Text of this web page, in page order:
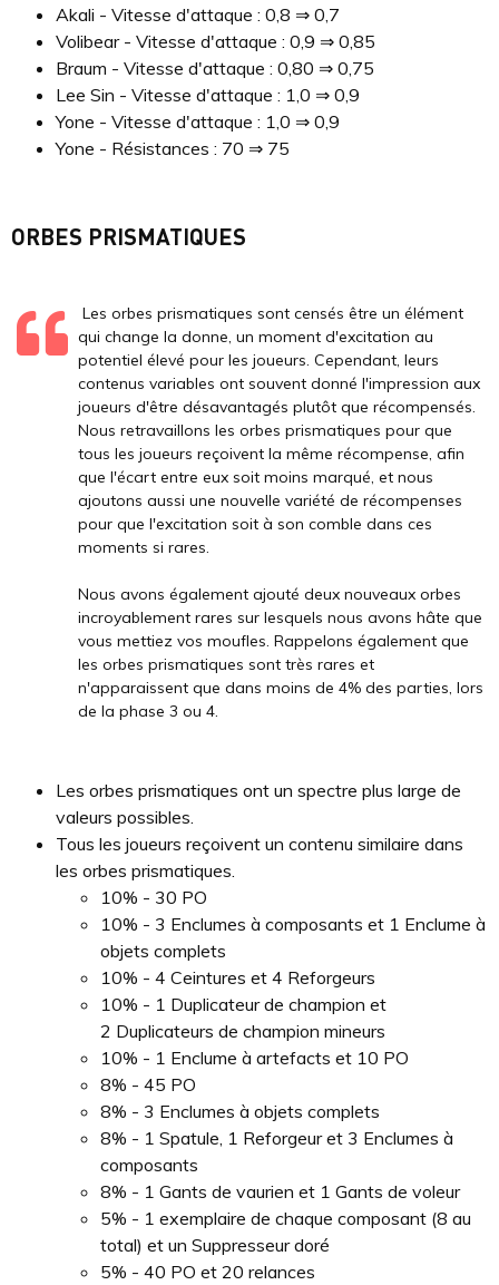
Akali - Vitesse d'attaque : 0,8 ⇒ 0,7
Volibear - Vitesse d'attaque : 0,9 ⇒ 0,85
Braum - Vitesse d'attaque : 0,80 ⇒ 0,75
Lee Sin - Vitesse d'attaque : 1,0 ⇒ 0,9
Yone - Vitesse d'attaque : 1,0 ⇒ 0,9
Yone - Résistances : 70 ⇒ 75
ORBES PRISMATIQUES
Les orbes prismatiques sont censés être un élément
qui change la donne, un moment d'excitation au
potentiel élevé pour les joueurs. Cependant, leurs
contenus variables ont souvent donné l'impression aux
joueurs d'être désavantagés plutôt que récompensés.
Nous retravaillons les orbes prismatiques pour que
tous les joueurs reçoivent la même récompense, afin
que l'écart entre eux soit moins marqué, et nous
ajoutons aussi une nouvelle variété de récompenses
pour que l'excitation soit à son comble dans ces
moments si rares.
Nous avons également ajouté deux nouveaux orbes
incroyablement rares sur lesquels nous avons hâte que
vous mettiez vos moufles. Rappelons également que
les orbes prismatiques sont très rares et
n'apparaissent que dans moins de 4% des parties, lors
de la phase 3 ou 4.
Les orbes prismatiques ont un spectre plus large de
valeurs possibles.
Tous les joueurs reçoivent un contenu similaire dans
les orbes prismatiques.
10% - 30 PO
10% - 3 Enclumes à composants et 1 Enclume à
objets complets
10% - 4 Ceintures et 4 Reforgeurs
10% - 1 Duplicateur de champion et
2 Duplicateurs de champion mineurs
10% - 1 Enclume à artefacts et 10 PO
8% - 45 PO
8% - 3 Enclumes à objets complets
8% - 1 Spatule, 1 Reforgeur et 3 Enclumes à
composants
8% - 1 Gants de vaurien et 1 Gants de voleur
5% - 1 exemplaire de chaque composant (8 au
total) et un Suppresseur doré
5% - 40 PO et 20 relances